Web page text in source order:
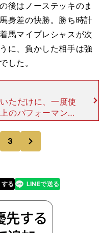
後はノーステッキのま
身差の快勝。勝ち時計
馬マイプレシャスが次
に、負かした相手は強
した。
ただけに、一度使
のパフォーマンス
坂のある阪神コー
コースも問題なさ
か
のページへ3
る
line LINEで送る